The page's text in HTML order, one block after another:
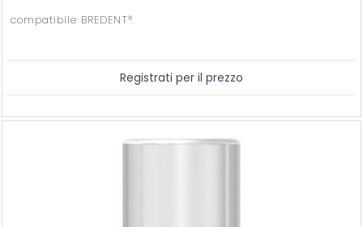
compatibile BREDENT®
Registrati per il prezzo